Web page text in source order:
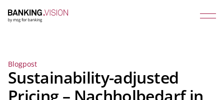
Blogpost
Sustainability-adjusted